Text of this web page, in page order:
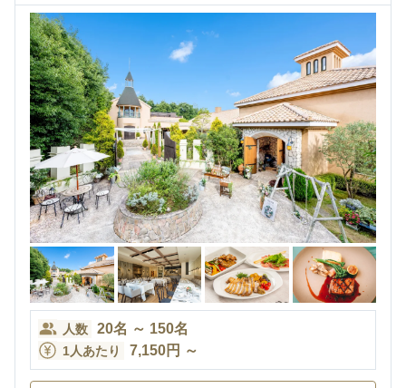
人数 20名 ～ 150名
1人あたり 7,150円 ～